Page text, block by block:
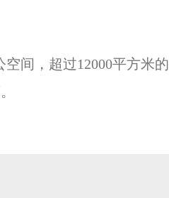
空间，超过12000平方米